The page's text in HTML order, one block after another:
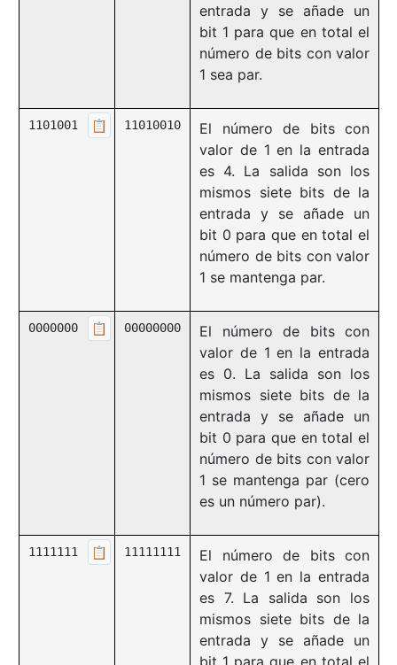
entrada y se añade un
bit 1 para que en total el
número de bits con valor
1 sea par.
📋
1101001 11010010
El número de bits con
valor de 1 en la entrada
es 4. La salida son los
mismos siete bits de la
entrada y se añade un
bit 0 para que en total el
número de bits con valor
1 se mantenga par.
📋
0000000 00000000
El número de bits con
valor de 1 en la entrada
es 0. La salida son los
mismos siete bits de la
entrada y se añade un
bit 0 para que en total el
número de bits con valor
1 se mantenga par (cero
es un número par).
📋
1111111 11111111
El número de bits con
valor de 1 en la entrada
es 7. La salida son los
mismos siete bits de la
entrada y se añade un
bit 1 para que en total el